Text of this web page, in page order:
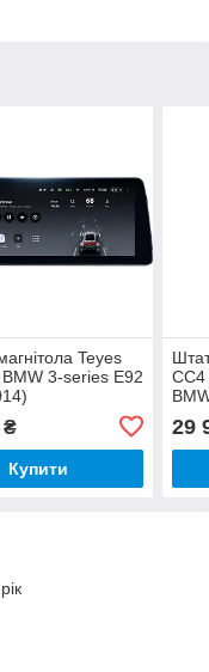
Teyes
3-series E92
Купити
29